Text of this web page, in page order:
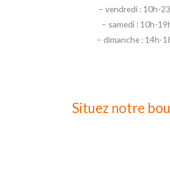
– vendredi : 10h-
– samedi : 10h-
– dimanche : 14h-
Situez notre